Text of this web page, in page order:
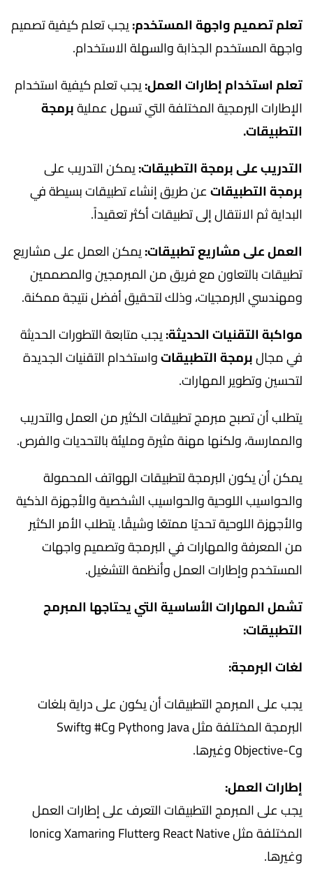
تعلم تصميم واجهة المستخدم:يجب تعلم كيفية تصميم
واجهة المستخدم الجذابة والسهلة الاستخدام.
تعلم استخدام إطارات العمل:يجب تعلم كيفية استخدام
الإطارات البرمجية المختلفة التي تسهل عمليةبرمجة
التطبيقات.
التدريب على برمجة التطبيقات:يمكن التدريب على
برمجة التطبيقاتعن طريق إنشاء تطبيقات بسيطة في
البداية ثم الانتقال إلى تطبيقات أكثر تعقيداً.
العمل على مشاريع تطبيقات:يمكن العمل على مشاريع
تطبيقات بالتعاون مع فريق من المبرمجين والمصممين
ومهندسي البرمجيات، وذلك لتحقيق أفضل نتيجة ممكنة.
مواكبة التقنيات الحديثة:يجب متابعة التطورات الحديثة
في مجالبرمجة التطبيقاتواستخدام التقنيات الجديدة
لتحسين وتطوير المهارات.
يتطلب أن تصبح مبرمج تطبيقات الكثير من العمل والتدريب
والممارسة، ولكنها مهنة مثيرة ومليئة بالتحديات والفرص.
يمكن أن يكون البرمجة لتطبيقات الهواتف المحمولة
والحواسيب اللوحية والحواسيب الشخصية والأجهزة الذكية
والأجهزة اللوحية تحديًا ممتعًا وشيقًا. يتطلب الأمر الكثير
من المعرفة والمهارات في البرمجة وتصميم واجهات
المستخدم وإطارات العمل وأنظمة التشغيل.
تشمل المهارات الأساسية التي يحتاجها المبرمج
التطبيقات:
لغات البرمجة:
يجب على المبرمج التطبيقات أن يكون على دراية بلغات
البرمجة المختلفة مثل Java وPython وC# وSwift
وObjective-C وغيرها.
إطارات العمل:
يجب على المبرمج التطبيقات التعرف على إطارات العمل
المختلفة مثل React Native وFlutter وXamarin وIonic
وغيرها.